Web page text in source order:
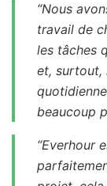
“Nous
travail de
les tâches
et, surtout,
beaucoup
“Everhour